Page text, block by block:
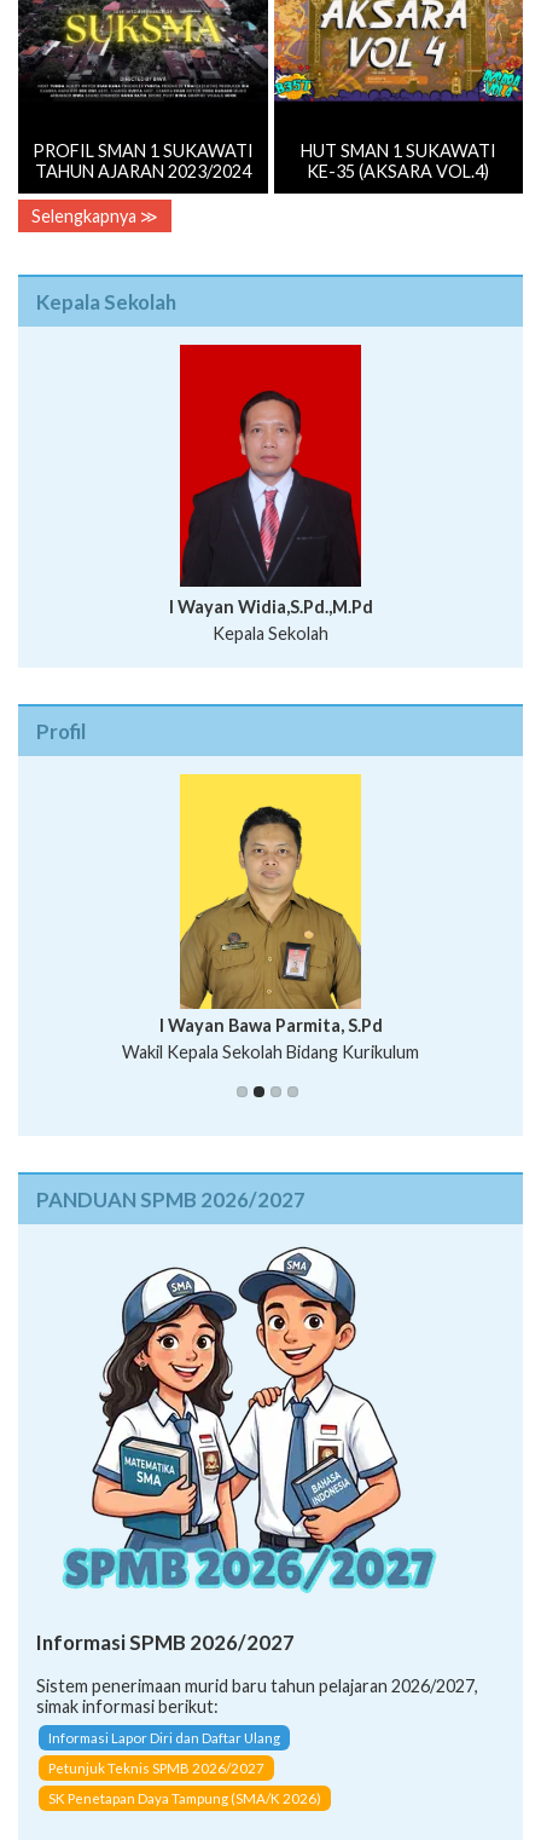
PROFIL SMAN 1 SUKAWATI
TAHUN AJARAN 2023/2024
HUT SMAN 1 SUKAWATI
KE-35 (AKSARA VOL.4)
Selengkapnya ≫
Kepala Sekolah
I Wayan Widia,S.Pd.,M.Pd
Kepala Sekolah
Profil
Putu Suhartana, S.Pd.
I Wayan Bawa Parmita, S.Pd
Wakil Kepala Sekolah Bidang Kurikulum
I Wayan Gede Aditya Pratita, S.Pd., M.Sn
Ni Wayan Nopi Sutantri, S.Pd.
PANDUAN SPMB 2026/2027
Informasi SPMB 2026/2027
Sistem penerimaan murid baru tahun pelajaran 2026/2027,
simak informasi berikut:
Informasi Lapor Diri dan Daftar Ulang
Petunjuk Teknis SPMB 2026/2027
SK Penetapan Daya Tampung (SMA/K 2026)